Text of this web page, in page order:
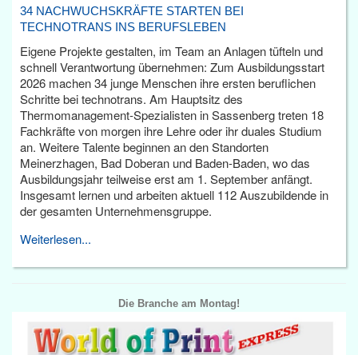
34 NACHWUCHSKRÄFTE STARTEN BEI
TECHNOTRANS INS BERUFSLEBEN
Eigene Projekte gestalten, im Team an Anlagen tüfteln und
schnell Verantwortung übernehmen: Zum Ausbildungsstart
2026 machen 34 junge Menschen ihre ersten beruflichen
Schritte bei technotrans. Am Hauptsitz des
Thermomanagement-Spezialisten in Sassenberg treten 18
Fachkräfte von morgen ihre Lehre oder ihr duales Studium
an. Weitere Talente beginnen an den Standorten
Meinerzhagen, Bad Doberan und Baden-Baden, wo das
Ausbildungsjahr teilweise erst am 1. September anfängt.
Insgesamt lernen und arbeiten aktuell 112 Auszubildende in
der gesamten Unternehmensgruppe.
Weiterlesen...
Die Branche am Montag!